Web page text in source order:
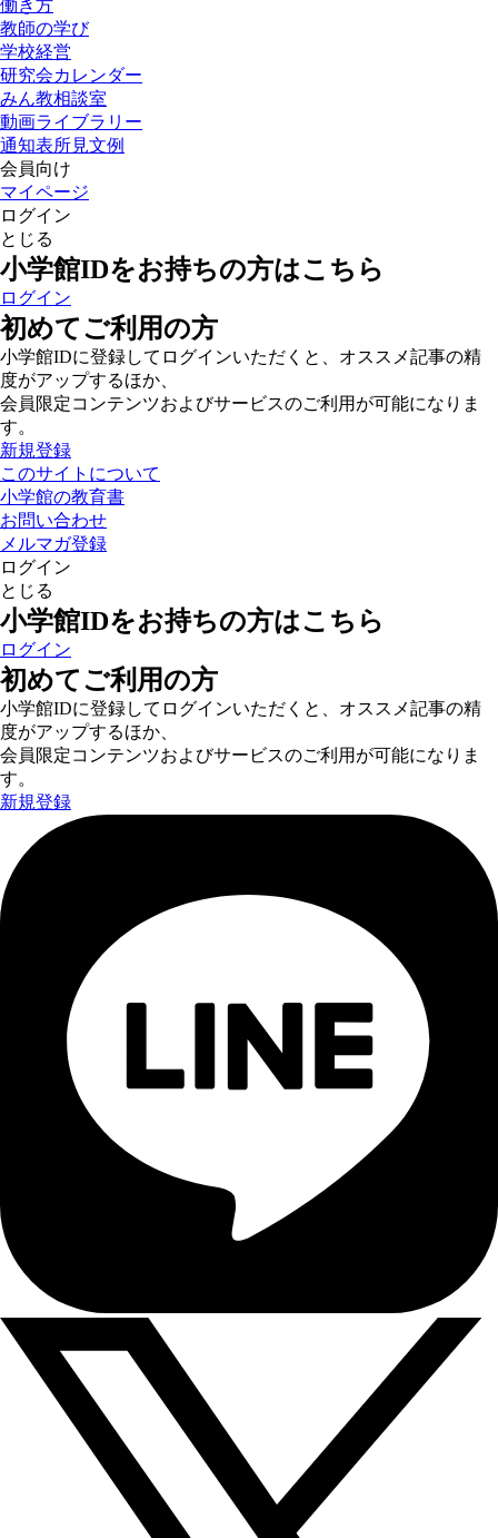
働き方
教師の学び
学校経営
研究会カレンダー
みん教相談室
動画ライブラリー
通知表所見文例
会員向け
マイページ
ログイン
とじる
小学館IDをお持ちの方はこちら
ログイン
初めてご利用の方
小学館IDに登録してログインいただくと、オススメ記事の精
度がアップするほか、
会員限定コンテンツおよびサービスのご利用が可能になりま
す。
新規登録
このサイトについて
小学館の教育書
お問い合わせ
メルマガ登録
ログイン
とじる
小学館IDをお持ちの方はこちら
ログイン
初めてご利用の方
小学館IDに登録してログインいただくと、オススメ記事の精
度がアップするほか、
会員限定コンテンツおよびサービスのご利用が可能になりま
す。
新規登録